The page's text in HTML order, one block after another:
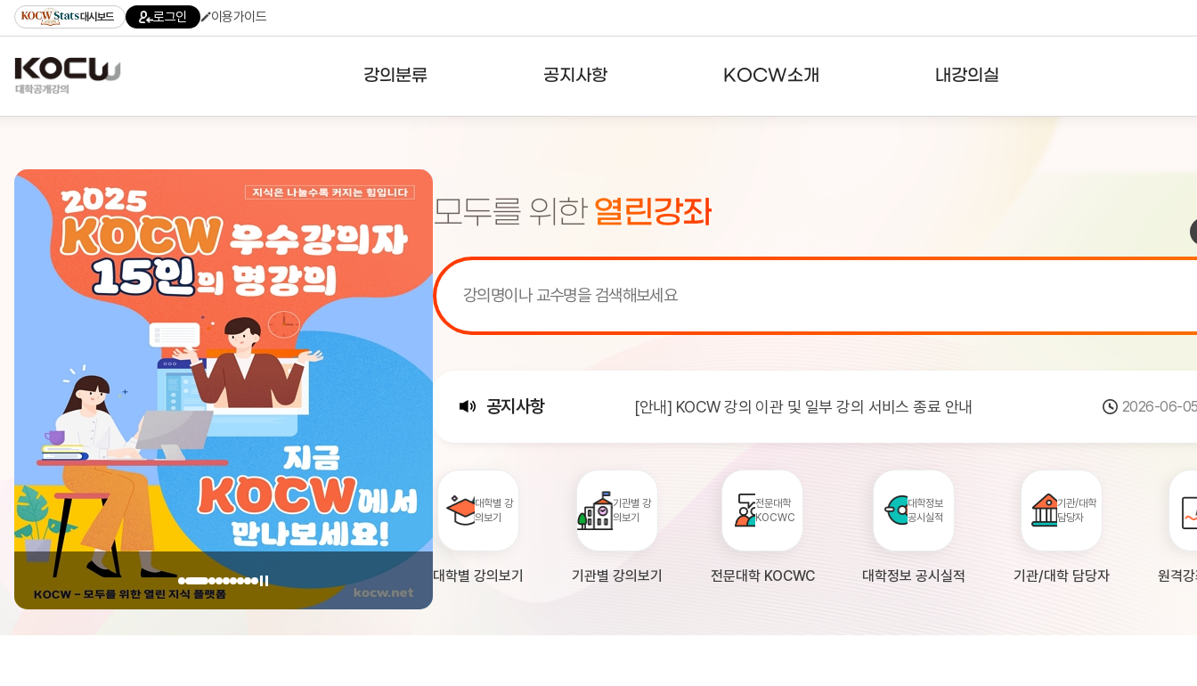
대시보드 로그인 이용가이드
강의분류
기관강의
테마강의
공지사항
주요통계현황
KOCW소개 내강의실
모두를 위한 열린강좌
공지사항
[서비스점검] KOCW 서비스 점검 안내(7월 24일 19:00 ~ 7월... 2026-07-
[안내] KOCW 강의 이관 및 일부 강의 서비스 종료 안내 2026-06-
[안내] 2026년 대학정보공시 대학의 원격강좌 현황 조사 안내(자주묻... 2026-04-
대학별 강
의보기
대학별 강의보기
기관별 강
의보기
기관별 강의보기
전문대학
KOCWC
전문대학 KOCWC
대학정보
공시실적
대학정보 공시실적
기관/대학
담당자
기관/대학 담당자 원격